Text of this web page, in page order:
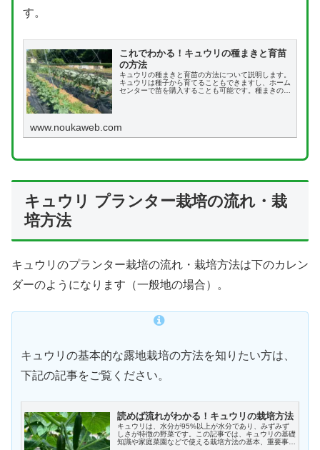
す。
これでわかる！キュウリの種まきと育苗
の方法
キュウリの種まきと育苗の方法について説明します。
キュウリは種子から育てることもできますし、ホーム
センターで苗を購入することも可能です。種まきの方
www.noukaweb.com
キュウリ プランター栽培の流れ・栽
培方法
キュウリのプランター栽培の流れ・栽培方法は下のカレン
ダーのようになります（一般地の場合）。
キュウリの基本的な露地栽培の方法を知りたい方は、
下記の記事をご覧ください。
読めば流れがわかる！キュウリの栽培方法
キュウリは、水分が95%以上が水分であり、みずみず
しさが特徴の野菜です。この記事では、キュウリの基礎
知識や家庭菜園などで使える栽培方法の基本、重要事
Facebook